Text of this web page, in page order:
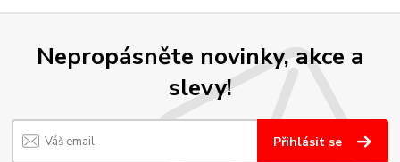
Nepropásněte novinky, akce a
slevy!
Přihlásit se